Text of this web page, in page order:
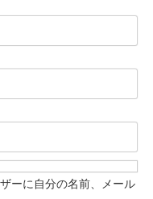
ーに自分の名前、メール